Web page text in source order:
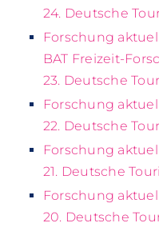
24. Deutsche
Forschung
BAT Freizeit-
23. Deutsche
Forschung
22. Deutsche
Forschung
21. Deutsche
Forschung
20. Deutsche